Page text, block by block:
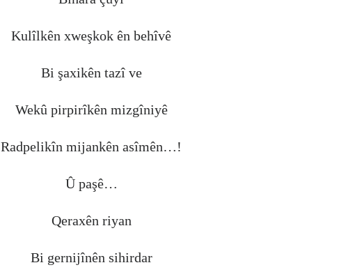
Kulîlkên xweşkok ên behîvê
Bi şaxikên tazî ve
Wekû pirpirîkên mizgîniyê
Radpelikîn mijankên asîmên…!
Û paşê…
Qeraxên riyan
Bi gernijînên sihirdar